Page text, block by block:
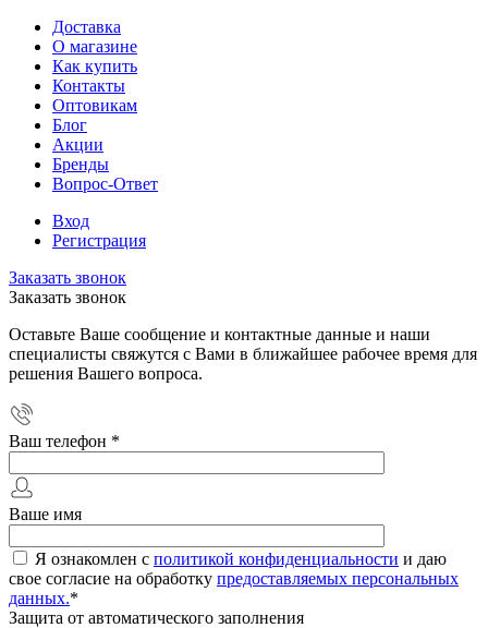
Доставка
О магазине
Как купить
Контакты
Оптовикам
Блог
Акции
Бренды
Вопрос-Ответ
Вход
Регистрация
Заказать звонок
Заказать звонок
Оставьте Ваше сообщение и контактные данные и наши
специалисты свяжутся с Вами в ближайшее рабочее время для
решения Вашего вопроса.
Ваш телефон *
Ваше имя
Я ознакомлен с политикой конфиденциальности и даю
свое согласие на обработку предоставляемых персональных
данных.*
Защита от автоматического заполнения